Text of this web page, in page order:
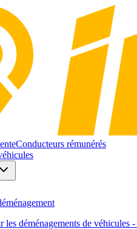
Conducteurs rémunérés
les déménagements de